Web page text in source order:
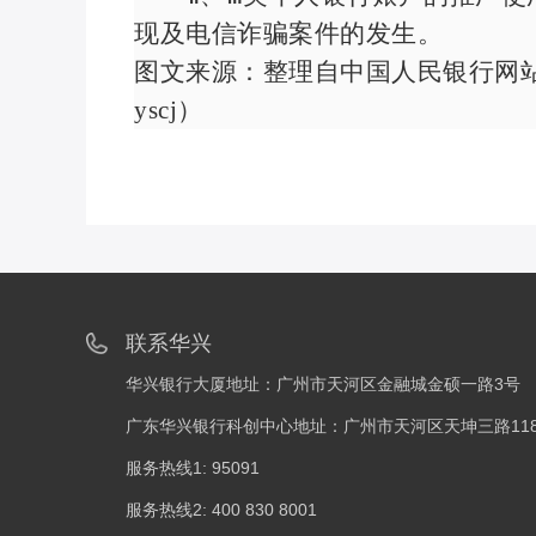
现及电信诈骗案件的发生。
图文来源：整理自中国人民银行
yscj ）
联系华兴
华兴银行大厦地址：广州市天河区金融城金硕一路3号
广东华兴银行科创中心地址：广州市天河区天坤三路
服务热线1: 95091
服务热线2: 400 830 8001